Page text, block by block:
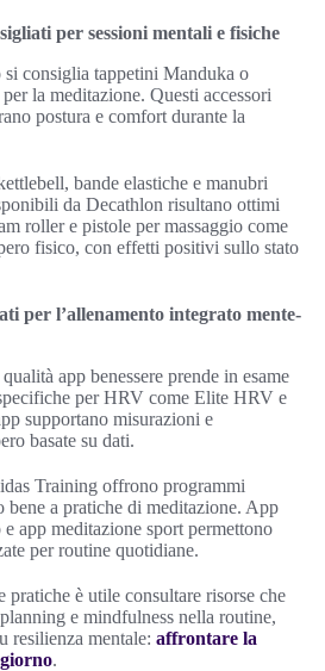
per sessioni mentali e fisiche
si consiglia tappetini Manduka o
la meditazione. Questi accessori
postura e comfort durante la
bande elastiche e manubri
da Decathlon risultano ottimi
roller e pistole per massaggio come
fisico, con effetti positivi sullo stato
per l’allenamento integrato mente-
app benessere prende in esame
per HRV come Elite HRV e
supportano misurazioni e
basate su dati.
Training offrono programmi
bene a pratiche di meditazione. App
app meditazione sport permettono
per routine quotidiane.
pratiche è utile consultare risorse che
e mindfulness nella routine,
resilienza mentale: affrontare la
.